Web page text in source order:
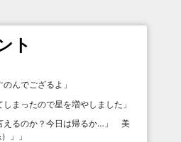
ト
のんでござるよ 」
しまったので星を増やしました 」
えるのか？今日は帰るか…」 美
」
」